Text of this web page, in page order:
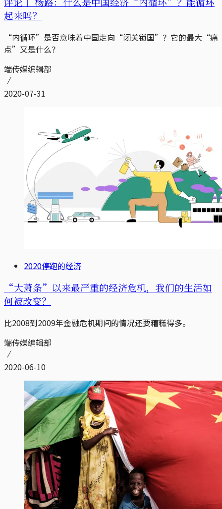
起来吗？
“内循环”是否意味着中国走向“闭关锁国”？它的最大“痛
点”又是什么？
端传媒编辑部
2020-07-31
2020停跑的经济
“大萧条”以来最严重的经济危机，我们的生活如
何被改变？
比2008到2009年金融危机期间的情况还要糟糕得多。
端传媒编辑部
2020-06-10